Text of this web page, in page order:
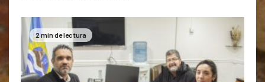
2 min de lectura